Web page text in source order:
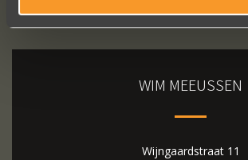
WIM MEEUSSEN
Wijngaardstraat 11